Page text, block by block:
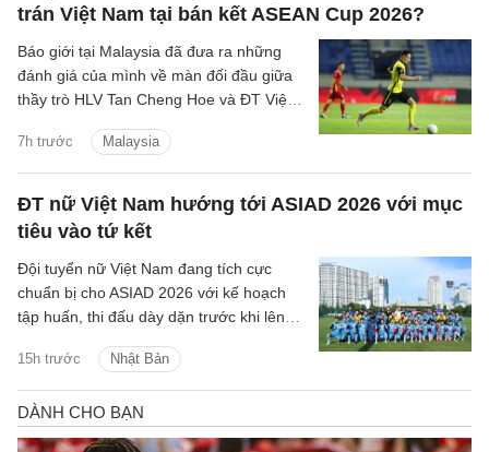
trán Việt Nam tại bán kết ASEAN Cup 2026?
7h trước Malaysia
Báo giới tại Malaysia đã đưa ra những
đánh giá của mình về màn đối đầu giữa
thầy trò HLV Tan Cheng Hoe và ĐT Việt
sắp tới.
ĐT nữ Việt Nam hướng tới ASIAD 2026 với mục
tiêu vào tứ kết
15h trước Nhật Bản
Đội tuyển nữ Việt Nam đang tích cực
chuẩn bị cho ASIAD 2026 với kế hoạch
tập huấn, thi đấu dày dặn trước khi lên